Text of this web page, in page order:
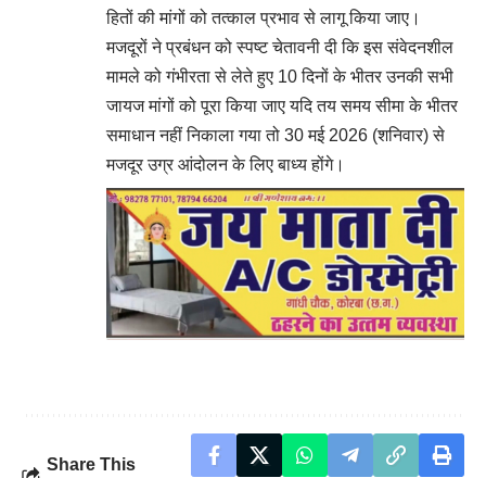
हितों की मांगों को तत्काल प्रभाव से लागू किया जाए।
मजदूरों ने प्रबंधन को स्पष्ट चेतावनी दी कि इस संवेदनशील
मामले को गंभीरता से लेते हुए 10 दिनों के भीतर उनकी सभी
जायज मांगों को पूरा किया जाए यदि तय समय सीमा के भीतर
समाधान नहीं निकाला गया तो 30 मई 2026 (शनिवार) से
मजदूर उग्र आंदोलन के लिए बाध्य होंगे।
Share This